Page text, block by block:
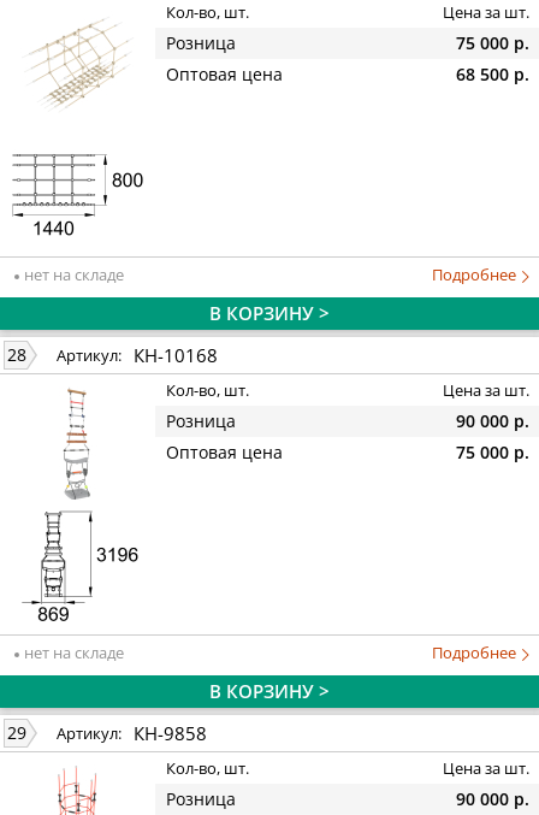
Кол-во, шт. Цена за шт.
Розница
75 000 р.
Оптовая цена
68 500 р.
нет на складе Подробнее
В КОРЗИНУ >
28 Артикул: КН-10168
Кол-во, шт. Цена за шт.
Розница
90 000 р.
Оптовая цена
75 000 р.
нет на складе Подробнее
В КОРЗИНУ >
29 Артикул: КН-9858
Кол-во, шт. Цена за шт.
Розница
90 000 р.